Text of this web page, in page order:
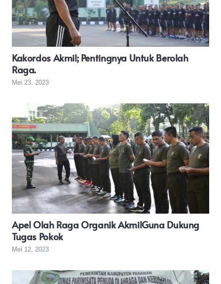
Kakordos Akmil; Pentingnya Untuk Berolah
Raga.
Mei 23, 2023
Apel Olah Raga Organik AkmilGuna Dukung
Tugas Pokok
Mei 12, 2023